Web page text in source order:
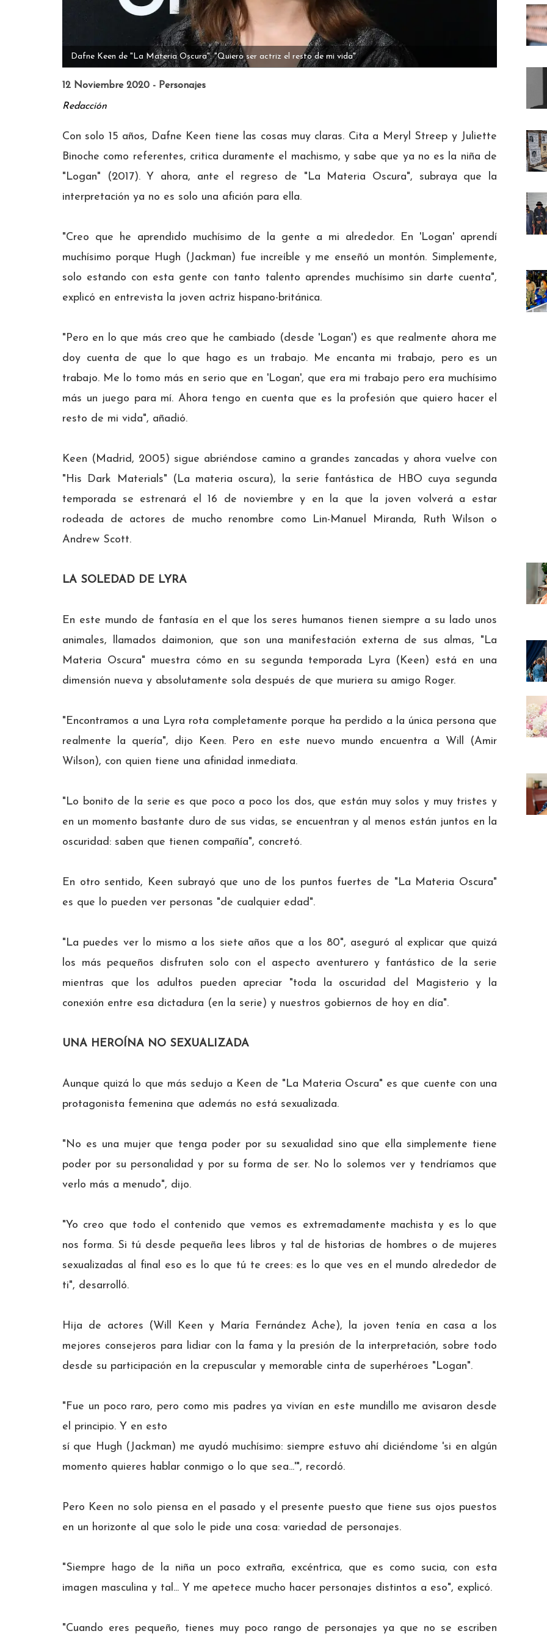
Dafne Keen de "La Materia Oscura": "Quiero ser actriz el resto de mi vida"
12 Noviembre 2020 - Personajes
Redacción
Con solo 15 años, Dafne Keen tiene las cosas muy claras. Cita a Meryl Streep y Juliette
Binoche como referentes, critica duramente el machismo, y sabe que ya no es la niña de
"Logan" (2017). Y ahora, ante el regreso de "La Materia Oscura", subraya que la
interpretación ya no es solo una afición para ella.
"Creo que he aprendido muchísimo de la gente a mi alrededor. En 'Logan' aprendí
muchísimo porque Hugh (Jackman) fue increíble y me enseñó un montón. Simplemente,
solo estando con esta gente con tanto talento aprendes muchísimo sin darte cuenta",
explicó en entrevista la joven actriz hispano-británica.
"Pero en lo que más creo que he cambiado (desde 'Logan') es que realmente ahora me
doy cuenta de que lo que hago es un trabajo. Me encanta mi trabajo, pero es un
trabajo. Me lo tomo más en serio que en 'Logan', que era mi trabajo pero era muchísimo
más un juego para mí. Ahora tengo en cuenta que es la profesión que quiero hacer el
resto de mi vida", añadió.
Keen (Madrid, 2005) sigue abriéndose camino a grandes zancadas y ahora vuelve con
"His Dark Materials" (La materia oscura), la serie fantástica de HBO cuya segunda
temporada se estrenará el 16 de noviembre y en la que la joven volverá a estar
rodeada de actores de mucho renombre como Lin-Manuel Miranda, Ruth Wilson o
Andrew Scott.
LA SOLEDAD DE LYRA
En este mundo de fantasía en el que los seres humanos tienen siempre a su lado unos
animales, llamados daimonion, que son una manifestación externa de sus almas, "La
Materia Oscura" muestra cómo en su segunda temporada Lyra (Keen) está en una
dimensión nueva y absolutamente sola después de que muriera su amigo Roger.
"Encontramos a una Lyra rota completamente porque ha perdido a la única persona que
realmente la quería", dijo Keen. Pero en este nuevo mundo encuentra a Will (Amir
Wilson), con quien tiene una afinidad inmediata.
"Lo bonito de la serie es que poco a poco los dos, que están muy solos y muy tristes y
en un momento bastante duro de sus vidas, se encuentran y al menos están juntos en la
oscuridad: saben que tienen compañía", concretó.
En otro sentido, Keen subrayó que uno de los puntos fuertes de "La Materia Oscura"
es que lo pueden ver personas "de cualquier edad".
"La puedes ver lo mismo a los siete años que a los 80", aseguró al explicar que quizá
los más pequeños disfruten solo con el aspecto aventurero y fantástico de la serie
mientras que los adultos pueden apreciar "toda la oscuridad del Magisterio y la
conexión entre esa dictadura (en la serie) y nuestros gobiernos de hoy en día".
UNA HEROÍNA NO SEXUALIZADA
Aunque quizá lo que más sedujo a Keen de "La Materia Oscura" es que cuente con una
protagonista femenina que además no está sexualizada.
"No es una mujer que tenga poder por su sexualidad sino que ella simplemente tiene
poder por su personalidad y por su forma de ser. No lo solemos ver y tendríamos que
verlo más a menudo", dijo.
"Yo creo que todo el contenido que vemos es extremadamente machista y es lo que
nos forma. Si tú desde pequeña lees libros y tal de historias de hombres o de mujeres
sexualizadas al final eso es lo que tú te crees: es lo que ves en el mundo alrededor de
ti", desarrolló.
Hija de actores (Will Keen y María Fernández Ache), la joven tenía en casa a los
mejores consejeros para lidiar con la fama y la presión de la interpretación, sobre todo
desde su participación en la crepuscular y memorable cinta de superhéroes "Logan".
"Fue un poco raro, pero como mis padres ya vivían en este mundillo me avisaron desde
el principio. Y en esto
sí que Hugh (Jackman) me ayudó muchísimo: siempre estuvo ahí diciéndome 'si en algún
momento quieres hablar conmigo o lo que sea...'", recordó.
Pero Keen no solo piensa en el pasado y el presente puesto que tiene sus ojos puestos
en un horizonte al que solo le pide una cosa: variedad de personajes.
"Siempre hago de la niña un poco extraña, excéntrica, que es como sucia, con esta
imagen masculina y tal... Y me apetece mucho hacer personajes distintos a eso", explicó.
"Cuando eres pequeño, tienes muy poco rango de personajes ya que no se escriben